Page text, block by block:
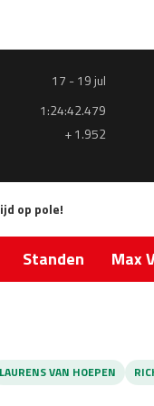
17 - 19 jul
1:24:42.479
+ 1.952
op pole!
Standen Max
LAURENS VAN HOEPEN